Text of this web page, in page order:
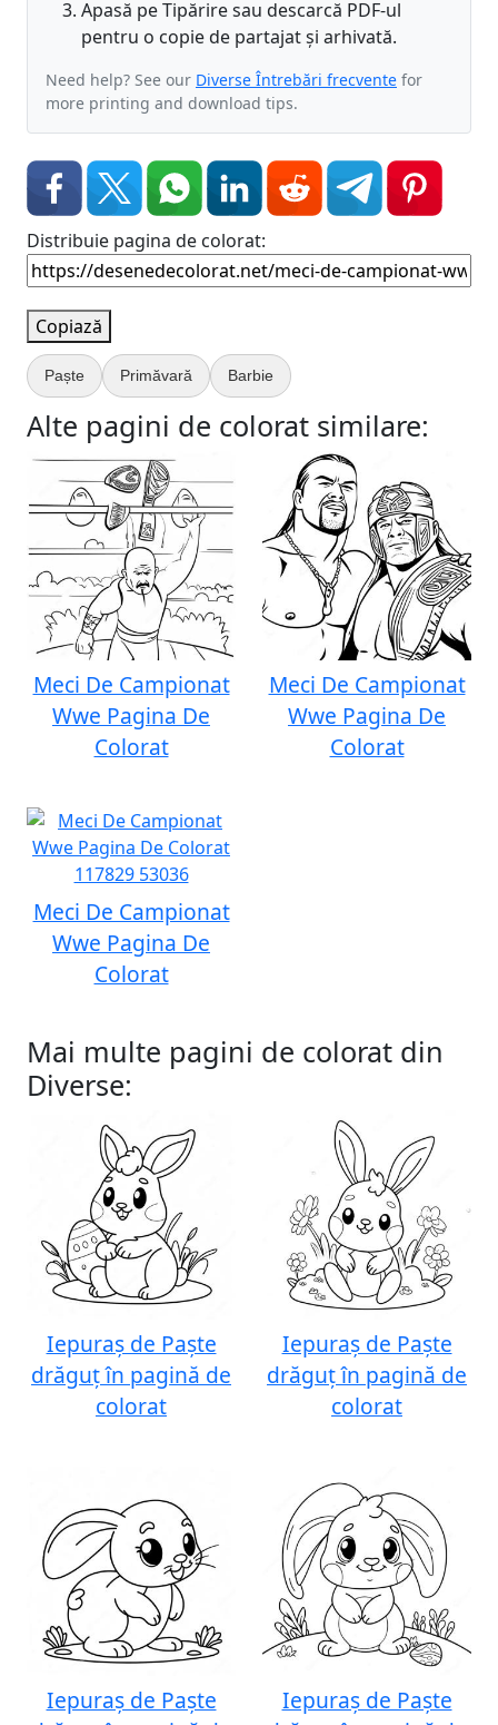
Apasă pe Tipărire sau descarcă PDF-ul
pentru o copie de partajat și arhivată.
Need help? See our Diverse Întrebări frecvente for
more printing and download tips.
Distribuie pagina de colorat:
Copiază
Paște Primăvară Barbie
Alte pagini de colorat similare:
Meci De Campionat
Wwe Pagina De
Colorat
Meci De Campionat
Wwe Pagina De
Colorat
Meci De Campionat
Wwe Pagina De
Colorat
Mai multe pagini de colorat din
Diverse:
Iepuraș de Paște
drăguț în pagină de
colorat
Iepuraș de Paște
drăguț în pagină de
colorat
Iepuraș de Paște
Iepuraș de Paște